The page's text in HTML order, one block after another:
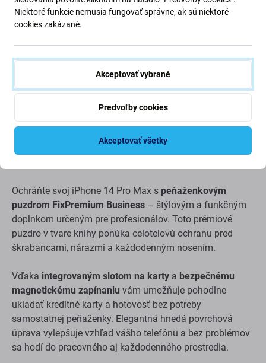
Popis a špecifikácia
FixPremium – Peňaženkové puzdro Business pre iPhone
14 Pro Max | Hnedé | Priehradky na karty a magnetické
Ochráňte svoj iPhone 14 Pro Max s peňaženkovým
puzdrom FixPremium Business – štýlovým a funkčným
doplnkom určeným pre profesionálov. Toto prémiové
puzdro v tvare knihy ponúka celotelovú ochranu pred
škrabancami, nárazmi a každodenným nosením.
Vďaka integrovaným slotom na karty a bezpečnému
magnetickému zapínaniu vám umožňuje pohodlne
ukladať kreditné karty a hotovosť bez potreby
samostatnej peňaženky. Elegantná hnedá povrchová
úprava vylepšuje vzhľad vášho telefónu a bez problémov
sa hodí do pracovného aj každodenného prostredia.
Niektoré funkcie nemusia fungovať správne, ak sú niektoré
cookies zakázané.
Akceptovať vybrané
Predvoľby cookies
Akceptovať všetky